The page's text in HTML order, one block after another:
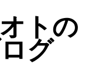
トの
グ